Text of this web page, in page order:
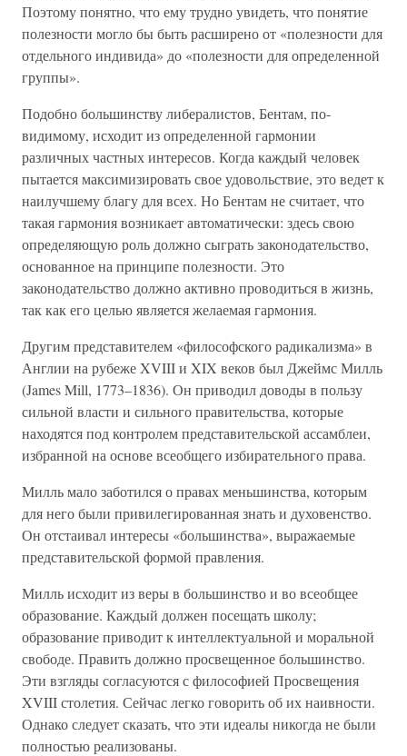
Поэтому понятно, что ему трудно увидеть, что понятие
полезности могло бы быть расширено от «полезности для
отдельного индивида» до «полезности для определенной
группы».
Подобно большинству либералистов, Бентам, по-
видимому, исходит из определенной гармонии
различных частных интересов. Когда каждый человек
пытается максимизировать свое удовольствие, это ведет к
наилучшему благу для всех. Но Бентам не считает, что
такая гармония возникает автоматически: здесь свою
определяющую роль должно сыграть законодательство,
основанное на принципе полезности. Это
законодательство должно активно проводиться в жизнь,
так как его целью является желаемая гармония.
Другим представителем «философского радикализма» в
Англии на рубеже XVIII и XIX веков был Джеймс Милль
(James Mill, 1773–1836). Он приводил доводы в пользу
сильной власти и сильного правительства, которые
находятся под контролем представительской ассамблеи,
избранной на основе всеобщего избирательного права.
Милль мало заботился о правах меньшинства, которым
для него были привилегированная знать и духовенство.
Он отстаивал интересы «большинства», выражаемые
представительской формой правления.
Милль исходит из веры в большинство и во всеобщее
образование. Каждый должен посещать школу;
образование приводит к интеллектуальной и моральной
свободе. Править должно просвещенное большинство.
Эти взгляды согласуются с философией Просвещения
XVIII столетия. Сейчас легко говорить об их наивности.
Однако следует сказать, что эти идеалы никогда не были
полностью реализованы.